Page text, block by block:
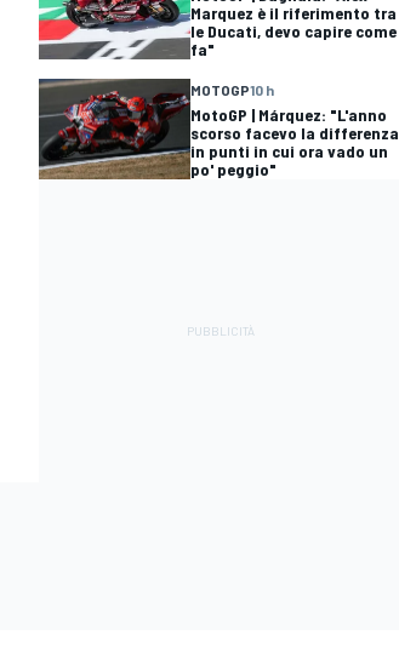
Marquez è il riferimento tra
le Ducati, devo capire come
fa"
MOTOGP10 h
MotoGP | Márquez: "L'anno
scorso facevo la differenza
in punti in cui ora vado un
po' peggio"